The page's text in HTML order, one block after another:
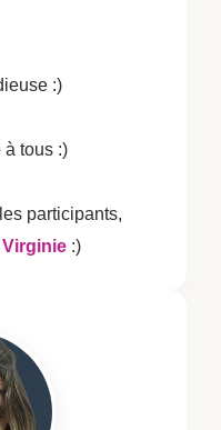
:)
à tous :)
participants,
Virginie:)